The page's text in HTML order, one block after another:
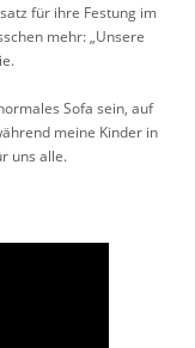
für ihre Fes­tung im
mehr: „Un­se­re
Sofa sein, auf
meine Kin­der in
uns alle.